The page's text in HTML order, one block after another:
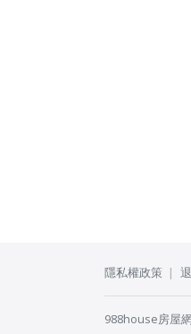
隱私權政策
988house房屋